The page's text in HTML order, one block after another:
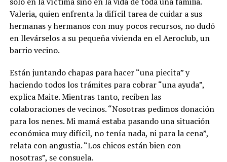
Valeria, quien enfrenta la difícil tarea de cuidar a sus
hermanas y hermanos con muy pocos recursos, no dudó
en llevárselos a su pequeña vivienda en el Aeroclub, un
barrio vecino.
Están juntando chapas para hacer “una piecita” y
haciendo todos los trámites para cobrar “una ayuda”,
explica Maite. Mientras tanto, reciben las
colaboraciones de vecinos. “Nosotras pedimos donación
para los nenes. Mi mamá estaba pasando una situación
económica muy difícil, no tenía nada, ni para la cena”,
relata con angustia. “Los chicos están bien con
nosotras”, se consuela.